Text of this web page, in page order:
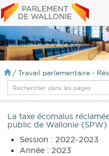
/ Travail parlementaire -
La taxe écomalus
public de Wallonie
Session : 2022-2023
Année : 2023